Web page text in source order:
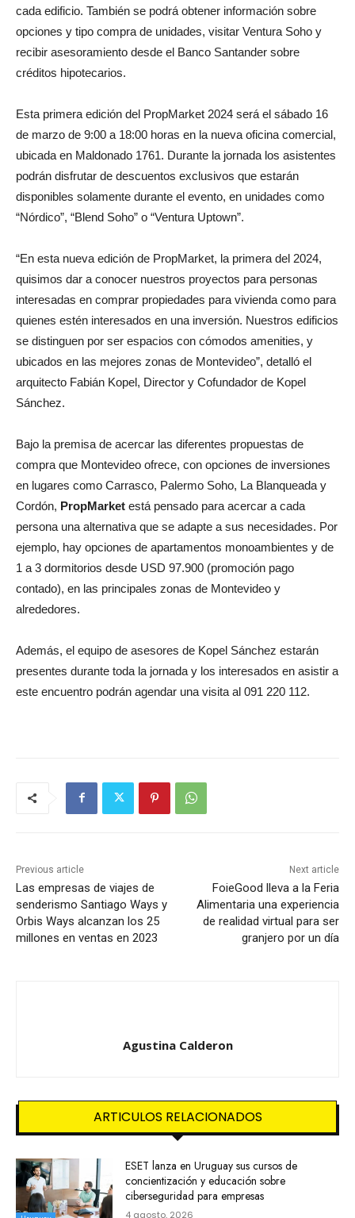
cada edificio. También se podrá obtener información sobre
opciones y tipo compra de unidades, visitar Ventura Soho y
recibir asesoramiento desde el Banco Santander sobre
créditos hipotecarios.
Esta primera edición del PropMarket 2024 será el sábado 16
de marzo de 9:00 a 18:00 horas en la nueva oficina comercial,
ubicada en Maldonado 1761. Durante la jornada los asistentes
podrán disfrutar de descuentos exclusivos que estarán
disponibles solamente durante el evento, en unidades como
“Nórdico”, “Blend Soho” o “Ventura Uptown”.
“En esta nueva edición de PropMarket, la primera del 2024,
quisimos dar a conocer nuestros proyectos para personas
interesadas en comprar propiedades para vivienda como para
quienes estén interesados en una inversión. Nuestros edificios
se distinguen por ser espacios con cómodos amenities, y
ubicados en las mejores zonas de Montevideo”, detalló el
arquitecto Fabián Kopel, Director y Cofundador de Kopel
Sánchez.
Bajo la premisa de acercar las diferentes propuestas de
compra que Montevideo ofrece, con opciones de inversiones
en lugares como Carrasco, Palermo Soho, La Blanqueada y
Cordón, PropMarket está pensado para acercar a cada
persona una alternativa que se adapte a sus necesidades. Por
ejemplo, hay opciones de apartamentos monoambientes y de
1 a 3 dormitorios desde USD 97.900 (promoción pago
contado), en las principales zonas de Montevideo y
alrededores.
Además, el equipo de asesores de Kopel Sánchez estarán
presentes durante toda la jornada y los interesados en asistir a
este encuentro podrán agendar una visita al 091 220 112.
Previous article
Las empresas de viajes de
senderismo Santiago Ways y
Orbis Ways alcanzan los 25
millones en ventas en 2023
Next article
FoieGood lleva a la Feria
Alimentaria una experiencia
de realidad virtual para ser
granjero por un día
Agustina Calderon
ARTICULOS RELACIONADOS
ESET lanza en Uruguay sus cursos de
concientización y educación sobre
ciberseguridad para empresas
4 agosto, 2026